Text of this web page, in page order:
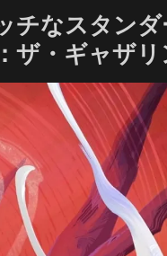
チなスタン
ザ・ギャザ